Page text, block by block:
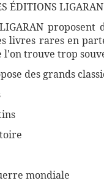
ÉDITIONS LIGARAN
livres rares en
l'on trouve trop
des grands
mondiale